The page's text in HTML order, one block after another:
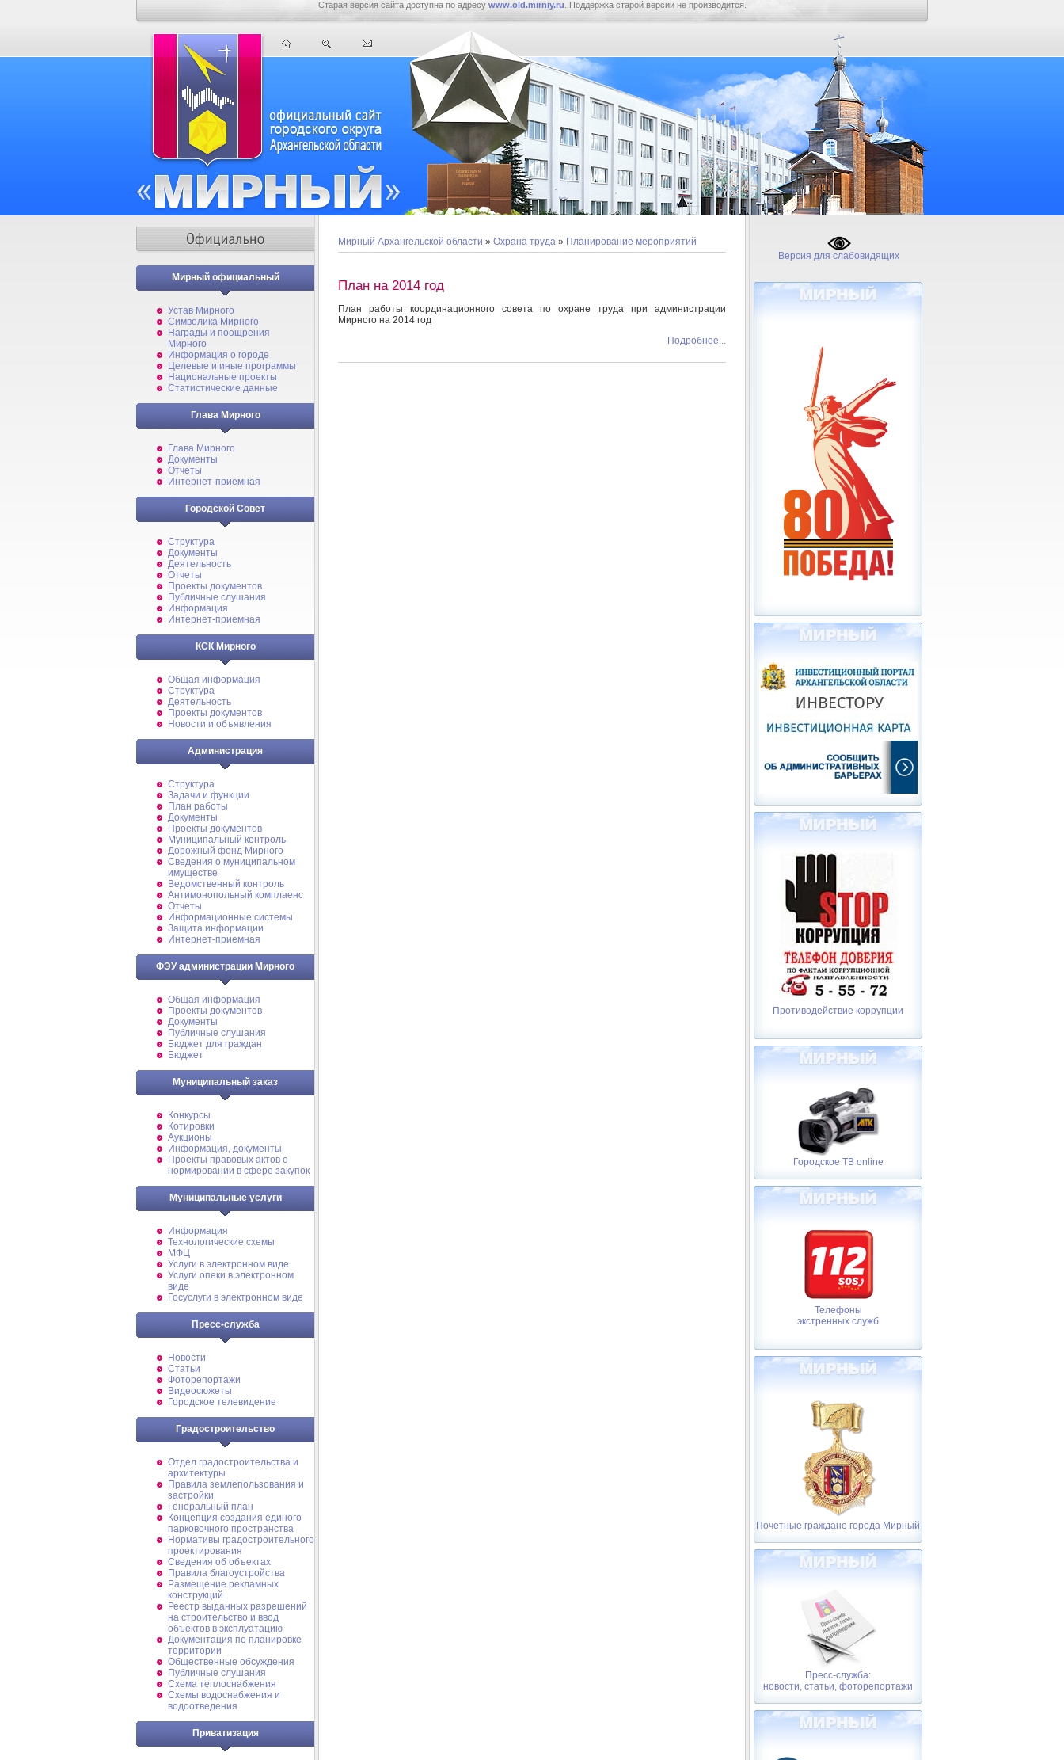
Старая версия сайта доступна по адресу www.old.mirniy.ru . Поддержка старой версии не производится.
Мирный официальный
Устав Мирного
Символика Мирного
Награды и поощрения
Мирного
Информация о городе
Целевые и иные программы
Национальные проекты
Статистические данные
Глава Мирного
Глава Мирного
Документы
Отчеты
Интернет-приемная
Городской Совет
Структура
Документы
Деятельность
Отчеты
Проекты документов
Публичные слушания
Информация
Интернет-приемная
КСК Мирного
Общая информация
Структура
Деятельность
Проекты документов
Новости и объявления
Администрация
Структура
Задачи и функции
План работы
Документы
Проекты документов
Муниципальный контроль
Дорожный фонд Мирного
Cведения о муниципальном
имуществе
Ведомственный контроль
Антимонопольный комплаенс
Отчеты
Информационные системы
Защита информации
Интернет-приемная
ФЭУ администрации Мирного
Общая информация
Проекты документов
Документы
Публичные слушания
Бюджет для граждан
Бюджет
Муниципальный заказ
Конкурсы
Котировки
Аукционы
Информация, документы
Проекты правовых актов о
нормировании в сфере закупок
Муниципальные услуги
Информация
Технологические схемы
МФЦ
Услуги в электронном виде
Услуги опеки в электронном
виде
Госуслуги в электронном виде
Пресс-служба
Новости
Статьи
Фоторепортажи
Видеосюжеты
Городское телевидение
Градостроительство
Отдел градостроительства и
архитектуры
Правила землепользования и
застройки
Генеральный план
Концепция создания единого
парковочного пространства
Нормативы градостроительного
проектирования
Сведения об объектах
Правила благоустройства
Размещение рекламных
конструкций
Реестр выданных разрешений
на строительство и ввод
объектов в эксплуатацию
Документация по планировке
территории
Общественные обсуждения
Публичные слушания
Схема теплоснабжения
Схемы водоснабжения и
водоотведения
Приватизация
Мирный Архангельской области » Охрана труда » Планирование мероприятий
План на 2014 год
План работы координационного совета по охране труда при администрации
Мирного на 2014 год
Подробнее...
Версия для слабовидящих
Противодействие коррупции
Городское ТВ online
Телефоны
экстренных служб
Почетные граждане города Мирный
Пресс-служба:
новости, статьи, фоторепортажи